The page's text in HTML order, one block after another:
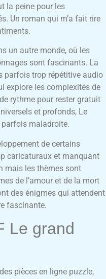
la peine pour les
Un roman qui m’a fait rire
un autre monde, où les
sont fascinants. La
parfois trop répétitive audio
explore les complexités de
rythme pour rester gratuit
et profonds, Le
maladroite.
de certains
caricaturaux et manquant
mais les thèmes sont
de l’amour et de la mort
des énigmes qui attendent
fascinante.
Le grand
pièces en ligne puzzle,